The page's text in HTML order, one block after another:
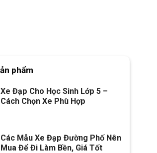
phẩm
Xe Đạp Cho Học Sinh Lớp 5 –
Cách Chọn Xe Phù Hợp
Các Mẫu Xe Đạp Đường Phố Nên
Mua Để Đi Làm Bền, Giá Tốt